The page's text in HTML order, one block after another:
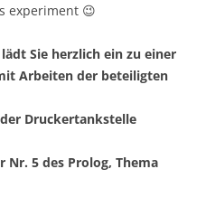
experiment 😉
Sie herzlich ein zu einer
Arbeiten der beteiligten
Druckertankstelle
Nr. 5 des Prolog, Thema